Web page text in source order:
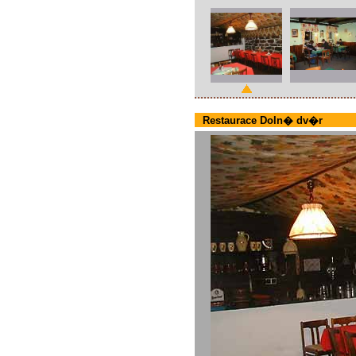
Restaurace Doln� dv�r